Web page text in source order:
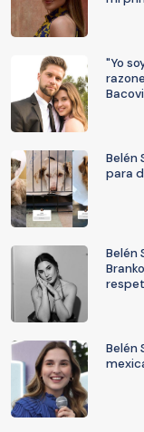
"Yo
Belén
para
Belén
Belén